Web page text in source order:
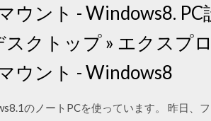
ント - Windows8. PC
クトップ » エクスプ
ウント - Windows8
のノートPCを使っています。 昨日、